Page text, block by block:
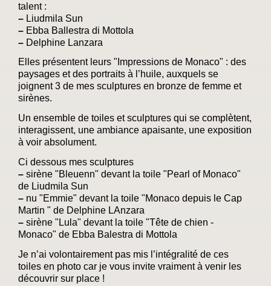
talent :
– Liudmila Sun
– Ebba Ballestra di Mottola
– Delphine Lanzara
Elles présentent leurs "Impressions de Monaco" : des
paysages et des portraits à l’huile, auxquels se
joignent 3 de mes sculptures en bronze de femme et
sirènes.
Un ensemble de toiles et sculptures qui se complètent,
interagissent, une ambiance apaisante, une exposition
à voir absolument.
Ci dessous mes sculptures
– sirène "Bleuenn" devant la toile "Pearl of Monaco"
de Liudmila Sun
– nu "Emmie" devant la toile "Monaco depuis le Cap
Martin " de Delphine LAnzara
– sirène "Lula" devant la toile "Tête de chien -
Monaco" de Ebba Balestra di Mottola
Je n’ai volontairement pas mis l’intégralité de ces
toiles en photo car je vous invite vraiment à venir les
découvrir sur place !